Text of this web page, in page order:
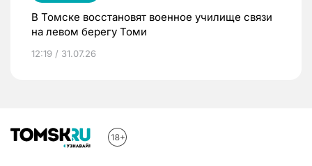
В Томске восстановят военное училище связи
на левом берегу Томи
12:19 / 31.07.26